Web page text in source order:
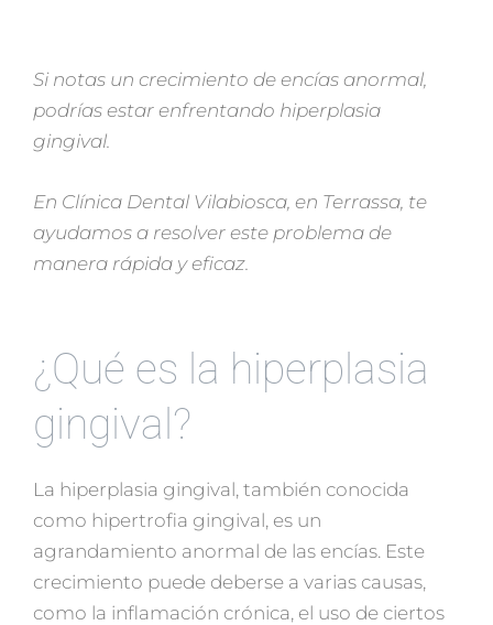
Si notas un crecimiento de encías anormal,
podrías estar enfrentando hiperplasia
gingival.
En Clínica Dental Vilabiosca, en Terrassa, te
ayudamos a resolver este problema de
manera rápida y eficaz.
¿Qué es la hiperplasia
gingival?
La hiperplasia gingival, también conocida
como hipertrofia gingival, es un
agrandamiento anormal de las encías. Este
crecimiento puede deberse a varias causas,
como la inflamación crónica, el uso de ciertos